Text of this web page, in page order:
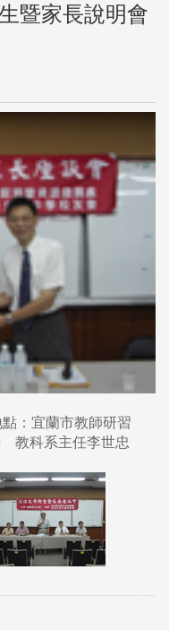
暨家長說明會
：宜蘭市教師研習
教科系主任李世忠